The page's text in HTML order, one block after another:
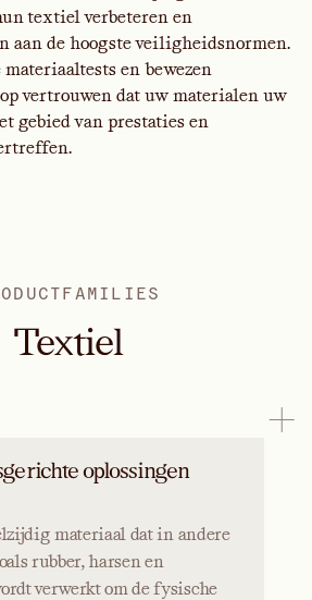
textiel verbeteren en
aan de hoogste veiligheidsnormen.
en bewezen
vertrouwen dat uw materialen uw
gebied van prestaties en
Textiel
oplossingen
materiaal dat in andere
rubber, harsen en
verwerkt om de fysische